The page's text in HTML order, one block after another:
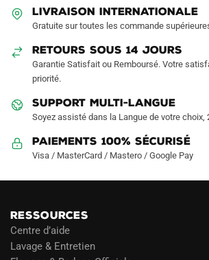
LIVRAISON INTERNATIONALE
Gratuite sur toutes les commande
RETOURS SOUS 14 JOURS
Garantie Satisfait ou Remboursé. Votre
priorité.
SUPPORT MULTI-LANGUE
Soyez assisté dans la Langue de votre choix,
Paiements 100% Sécurisé
Visa / MasterCard / Mastero / Google Pay
RESSOURCES
Centre d’aide
Lavage & Entretien